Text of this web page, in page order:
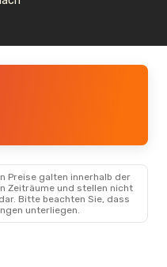
Preise galten innerhalb der
Zeiträume und stellen nicht
Bitte beachten Sie, dass
unterliegen.